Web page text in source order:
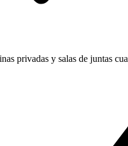
privadas y salas de juntas